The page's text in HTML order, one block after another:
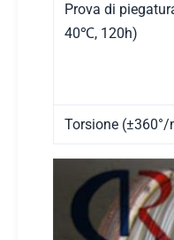
Prova di
40℃, 120h)
Torsione (±360°/